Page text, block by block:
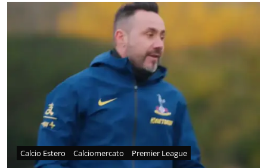
Calcio Estero Calciomercato Premier League